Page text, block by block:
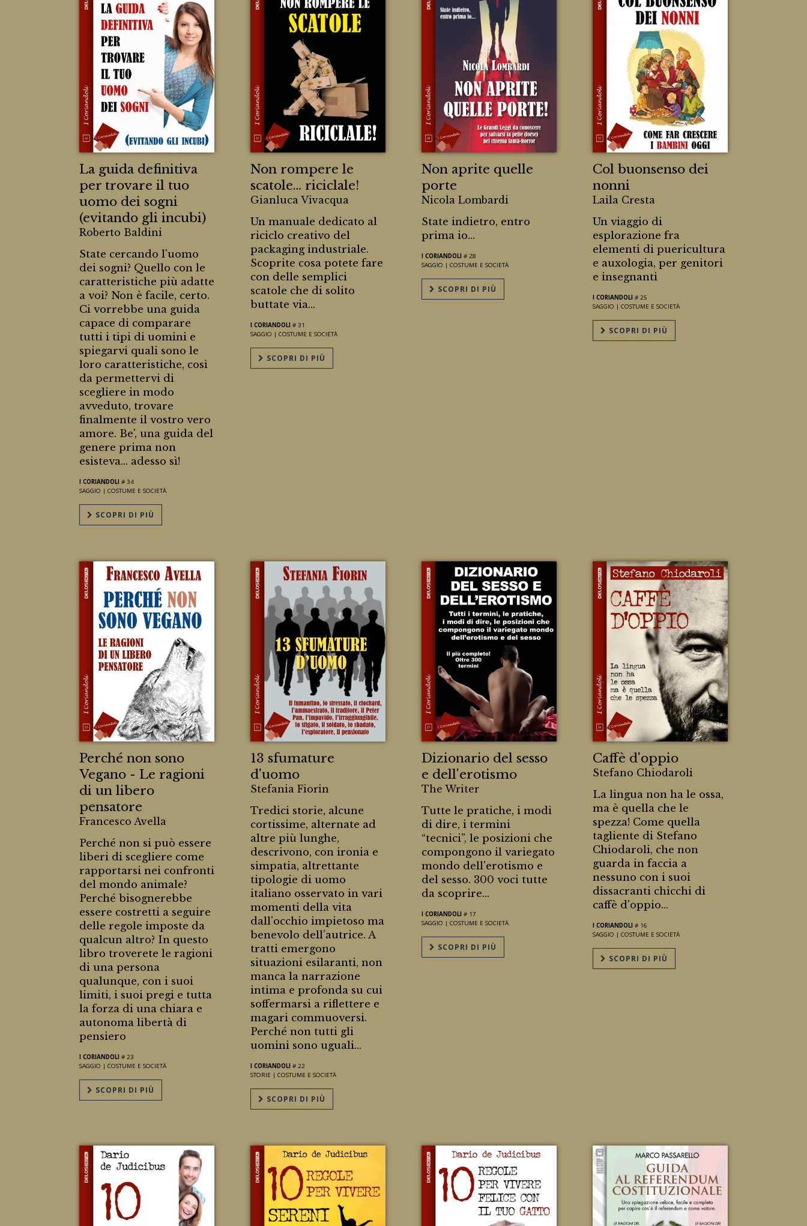
La guida definitiva
per trovare il tuo
uomo dei sogni
(evitando gli incubi)
Roberto Baldini
State cercando l'uomo
dei sogni? Quello con le
caratteristiche più adatte
a voi? Non è facile, certo.
Ci vorrebbe una guida
capace di comparare
tutti i tipi di uomini e
spiegarvi quali sono le
loro caratteristiche, così
da permettervi di
scegliere in modo
avveduto, trovare
finalmente il vostro vero
amore. Be', una guida del
genere prima non
esisteva... adesso sì!
I CORIANDOLI # 34
SAGGIO | COSTUME E SOCIETÀ
SCOPRI DI PIÙ
Non rompere le
scatole… riciclale!
Gianluca Vivacqua
Un manuale dedicato al
riciclo creativo del
packaging industriale.
Scoprite cosa potete fare
con delle semplici
scatole che di solito
buttate via...
I CORIANDOLI # 31
SAGGIO | COSTUME E SOCIETÀ
SCOPRI DI PIÙ
Non aprite quelle
porte
Nicola Lombardi
State indietro, entro
prima io...
I CORIANDOLI # 28
SAGGIO | COSTUME E SOCIETÀ
SCOPRI DI PIÙ
Col buonsenso dei
nonni
Laila Cresta
Un viaggio di
esplorazione fra
elementi di puericultura
e auxologia, per genitori
e insegnanti
I CORIANDOLI # 25
SAGGIO | COSTUME E SOCIETÀ
SCOPRI DI PIÙ
Perché non sono
Vegano - Le ragioni
di un libero
pensatore
Francesco Avella
Perché non si può essere
liberi di scegliere come
rapportarsi nei confronti
del mondo animale?
Perché bisognerebbe
essere costretti a seguire
delle regole imposte da
qualcun altro? In questo
libro troverete le ragioni
di una persona
qualunque, con i suoi
limiti, i suoi pregi e tutta
la forza di una chiara e
autonoma libertà di
pensiero
I CORIANDOLI # 23
SAGGIO | COSTUME E SOCIETÀ
SCOPRI DI PIÙ
13 sfumature
d'uomo
Stefania Fiorin
Tredici storie, alcune
cortissime, alternate ad
altre più lunghe,
descrivono, con ironia e
simpatia, altrettante
tipologie di uomo
italiano osservato in vari
momenti della vita
dall’occhio impietoso ma
benevolo dell’autrice. A
tratti emergono
situazioni esilaranti, non
manca la narrazione
intima e profonda su cui
soffermarsi a riflettere e
magari commuoversi.
Perché non tutti gli
uomini sono uguali...
I CORIANDOLI # 22
STORIE | COSTUME E SOCIETÀ
SCOPRI DI PIÙ
Dizionario del sesso
e dell'erotismo
The Writer
Tutte le pratiche, i modi
di dire, i termini
“tecnici”, le posizioni che
compongono il variegato
mondo dell'erotismo e
del sesso. 300 voci tutte
da scoprire...
I CORIANDOLI # 17
SAGGIO | COSTUME E SOCIETÀ
SCOPRI DI PIÙ
Caffè d'oppio
Stefano Chiodaroli
La lingua non ha le ossa,
ma è quella che le
spezza! Come quella
tagliente di Stefano
Chiodaroli, che non
guarda in faccia a
nessuno con i suoi
dissacranti chicchi di
caffè d'oppio...
I CORIANDOLI # 16
SAGGIO | COSTUME E SOCIETÀ
SCOPRI DI PIÙ